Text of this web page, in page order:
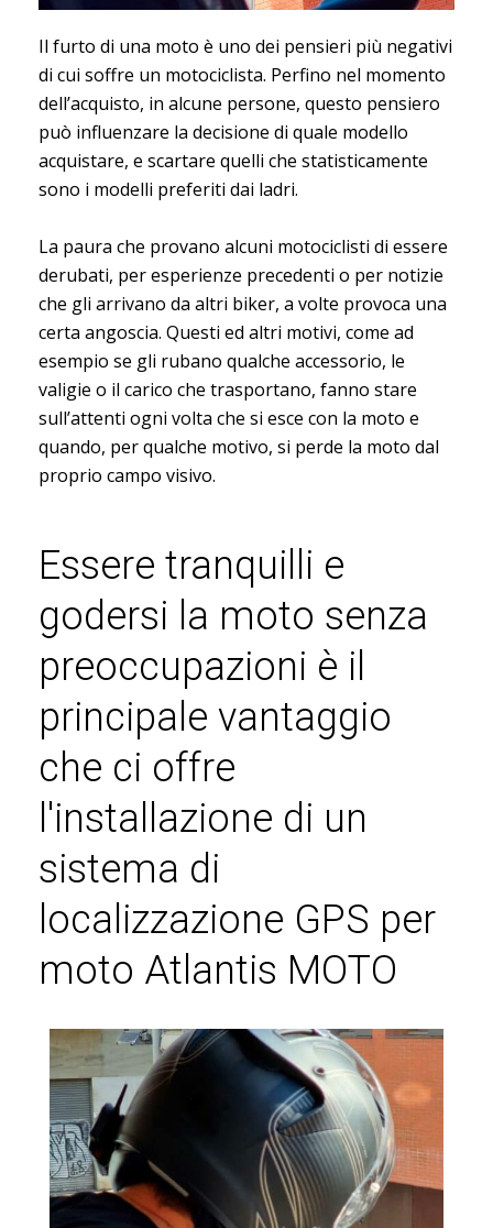
Il furto di una moto è uno dei pensieri più negativi
di cui soffre un motociclista. Perfino nel momento
dell’acquisto, in alcune persone, questo pensiero
può influenzare la decisione di quale modello
acquistare, e scartare quelli che statisticamente
sono i modelli preferiti dai ladri.
La paura che provano alcuni motociclisti di essere
derubati, per esperienze precedenti o per notizie
che gli arrivano da altri biker, a volte provoca una
certa angoscia. Questi ed altri motivi, come ad
esempio se gli rubano qualche accessorio, le
valigie o il carico che trasportano, fanno stare
sull’attenti ogni volta che si esce con la moto e
quando, per qualche motivo, si perde la moto dal
proprio campo visivo.
Essere tranquilli e
godersi la moto senza
preoccupazioni è il
principale vantaggio
che ci offre
l'installazione di un
sistema di
localizzazione GPS per
moto Atlantis MOTO